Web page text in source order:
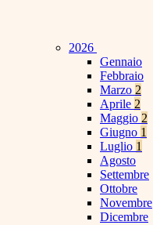
2026
Gennaio
Febbraio
Marzo 2
Aprile 2
Maggio 2
Giugno 1
Luglio 1
Agosto
Settembre
Ottobre
Novembre
Dicembre